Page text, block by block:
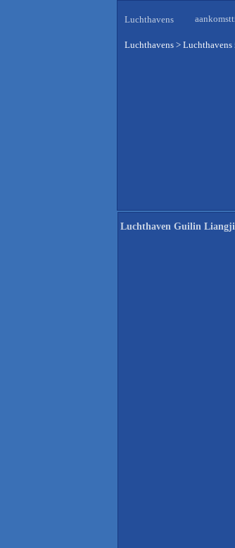
Luchthavens
Luchthavens > Luchthavens
Luchthaven Guilin